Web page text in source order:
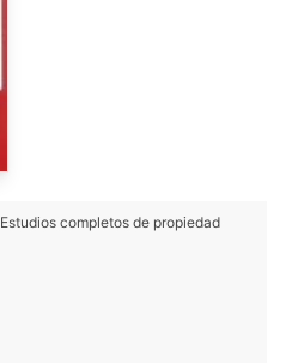
Estudios completos de propiedad